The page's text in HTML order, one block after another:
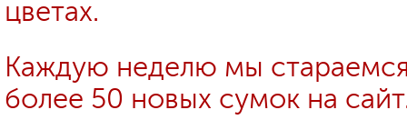
цветах.
Каждую неделю мы
более 50 новых сумок на